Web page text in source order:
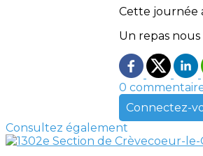
Cette journée
Un repas
0
Connectez-
Consultez également